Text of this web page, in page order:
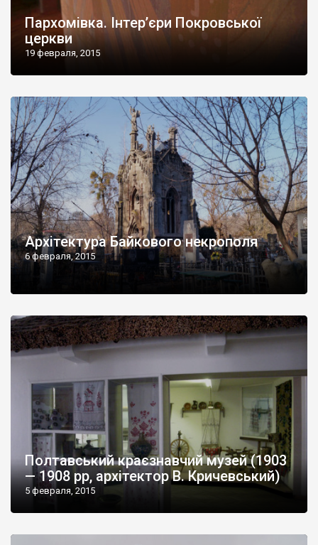
Пархомівка. Інтер’єри Покровської
церкви
19 февраля, 2015
Архітектура Байкового некрополя
6 февраля, 2015
Полтавський краєзнавчий музей (1903
— 1908 рр, архітектор В. Кричевський)
5 февраля, 2015